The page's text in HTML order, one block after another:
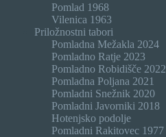
Pomlad 1968
Vilenica 1963
Priložnostni tabori
Pomladna Mežakla 2024
Pomladno Ratje 2023
Pomladno Robidišče 2022
Pomladna Poljana 2021
Pomladni Snežnik 2020
Pomladni Javorniki 2018
Hotenjsko podolje
Pomladni Rakitovec 1977